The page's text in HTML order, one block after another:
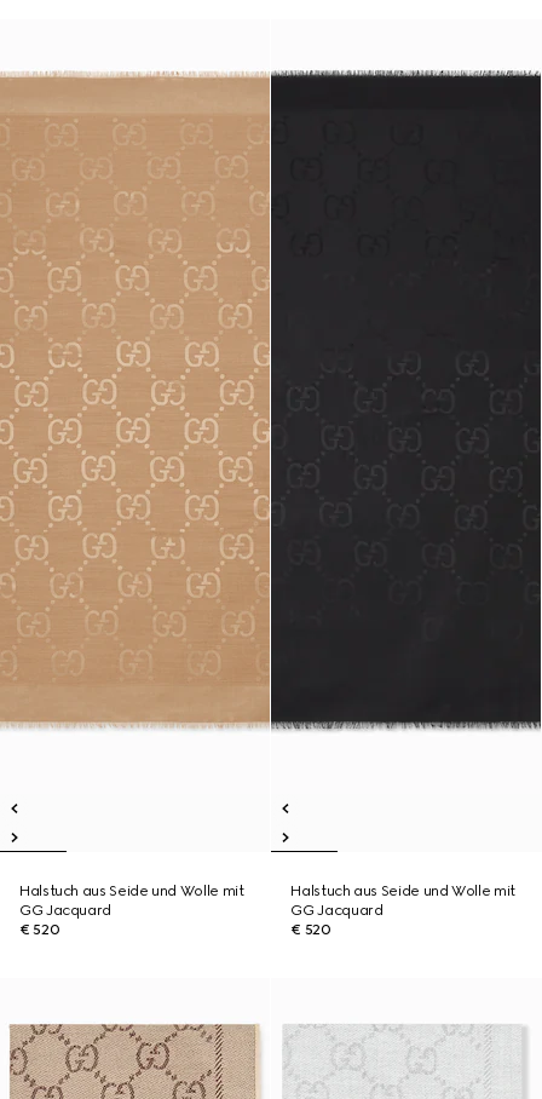
Halstuch aus Seide und Wolle mit
GG Jacquard
€ 520
Halstuch aus Seide und Wolle mit
GG Jacquard
€ 520